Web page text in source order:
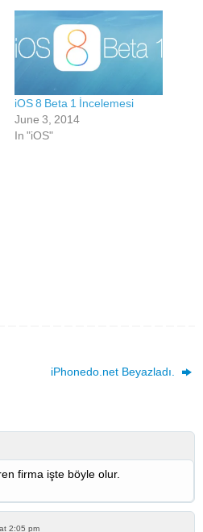
iOS 8 Beta 1 İncelemesi
June 3, 2014
In "iOS"
iPhonedo.net Beyazladı.
firma işte böyle olur.
2:05 pm